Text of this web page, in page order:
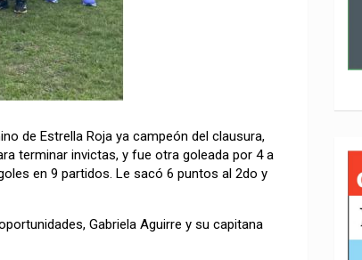
de Estrella Roja ya campeón del clausura,
terminar invictas, y fue otra goleada por 4 a
en 9 partidos. Le sacó 6 puntos al 2do y
Gabriela Aguirre y su capitana